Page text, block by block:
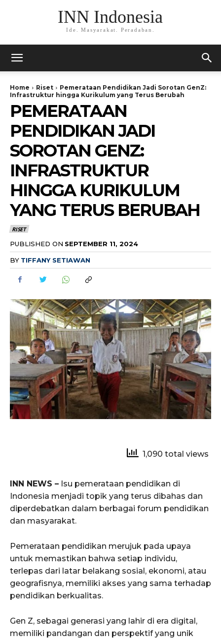
INN Indonesia
Ide. Masyarakat. Peradaban.
Home Riset
Pemerataan Pendidikan Jadi Sorotan GenZ:
Infrastruktur hingga Kurikulum yang Terus Berubah
PEMERATAAN
PENDIDIKAN JADI
SOROTAN GENZ:
INFRASTRUKTUR
HINGGA KURIKULUM
YANG TERUS BERUBAH
RISET
PUBLISHED ON SEPTEMBER 11, 2024
BY TIFFANY SETIAWAN
1,090 total views
INN NEWS – Isu pemerataan pendidikan di
Indonesia menjadi topik yang terus dibahas dan
diperdebatkan dalam berbagai forum pendidikan
dan masyarakat.
Pemerataan pendidikan merujuk pada upaya
untuk memastikan bahwa setiap individu,
terlepas dari latar belakang sosial, ekonomi, atau
geografisnya, memiliki akses yang sama terhadap
pendidikan berkualitas.
Gen Z, sebagai generasi yang lahir di era digital,
memiliki pandangan dan perspektif yang unik